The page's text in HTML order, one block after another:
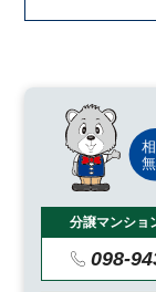
分譲マンショ
098-